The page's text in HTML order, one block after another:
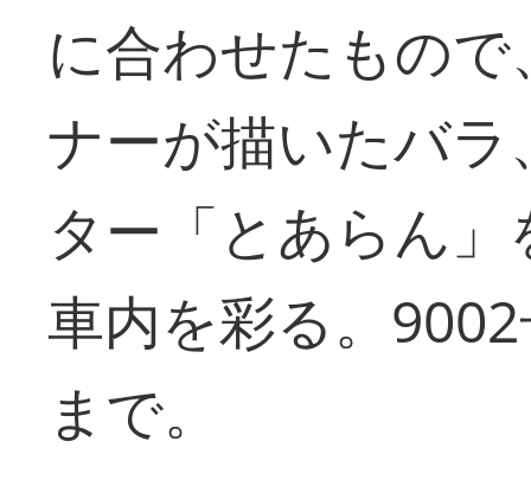
に合わせたもの
ナーが描いたバ
ター「とあらん
車内を彩る。
まで。